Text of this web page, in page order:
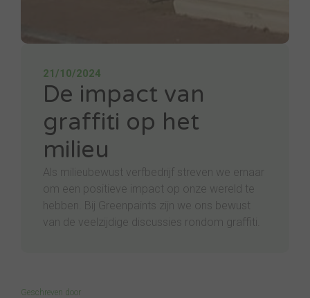
21/10/2024
De impact van
graffiti op het
milieu
Als milieubewust verfbedrijf streven we ernaar
om een positieve impact op onze wereld te
hebben. Bij Greenpaints zijn we ons bewust
van de veelzijdige discussies rondom graffiti.
Geschreven door